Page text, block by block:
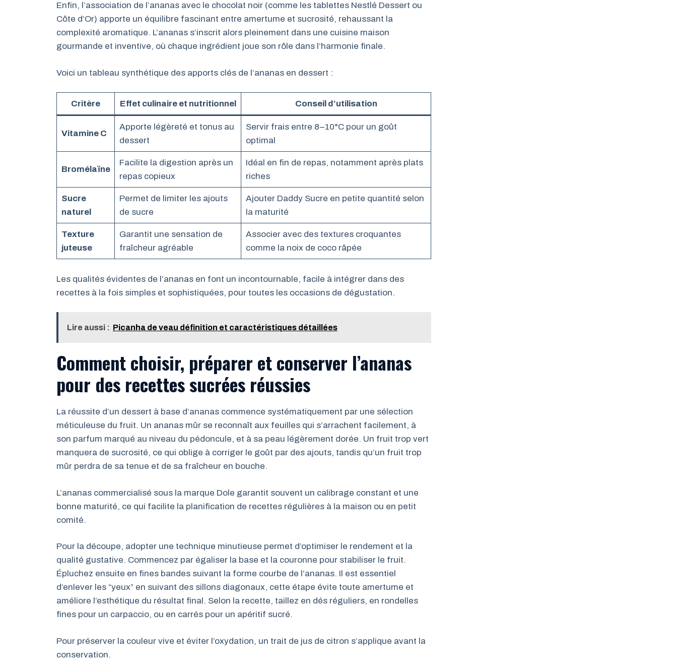
Enfin, l’association de l’ananas avec le chocolat noir (comme les tablettes Nestlé Dessert ou
Côte d’Or) apporte un équilibre fascinant entre amertume et sucrosité, rehaussant la
complexité aromatique. L’ananas s’inscrit alors pleinement dans une cuisine maison
gourmande et inventive, où chaque ingrédient joue son rôle dans l’harmonie finale.
Voici un tableau synthétique des apports clés de l’ananas en dessert :
Critère Effet culinaire et nutritionnel Conseil d’utilisation
Vitamine C
Apporte légèreté et tonus au
dessert
Servir frais entre 8–10°C pour un goût
optimal
Bromélaïne
Facilite la digestion après un
repas copieux
Idéal en fin de repas, notamment après plats
riches
Sucre
naturel
Permet de limiter les ajouts
de sucre
Ajouter Daddy Sucre en petite quantité selon
la maturité
Texture
juteuse
Garantit une sensation de
fraîcheur agréable
Associer avec des textures croquantes
comme la noix de coco râpée
Les qualités évidentes de l’ananas en font un incontournable, facile à intégrer dans des
recettes à la fois simples et sophistiquées, pour toutes les occasions de dégustation.
Lire aussi : Picanha de veau définition et caractéristiques détaillées
Comment choisir, préparer et conserver l’ananas
pour des recettes sucrées réussies
La réussite d’un dessert à base d’ananas commence systématiquement par une sélection
méticuleuse du fruit. Un ananas mûr se reconnaît aux feuilles qui s’arrachent facilement, à
son parfum marqué au niveau du pédoncule, et à sa peau légèrement dorée. Un fruit trop vert
manquera de sucrosité, ce qui oblige à corriger le goût par des ajouts, tandis qu’un fruit trop
mûr perdra de sa tenue et de sa fraîcheur en bouche.
L’ananas commercialisé sous la marque Dole garantit souvent un calibrage constant et une
bonne maturité, ce qui facilite la planification de recettes régulières à la maison ou en petit
comité.
Pour la découpe, adopter une technique minutieuse permet d’optimiser le rendement et la
qualité gustative. Commencez par égaliser la base et la couronne pour stabiliser le fruit.
Épluchez ensuite en fines bandes suivant la forme courbe de l’ananas. Il est essentiel
d’enlever les “yeux” en suivant des sillons diagonaux, cette étape évite toute amertume et
améliore l’esthétique du résultat final. Selon la recette, taillez en dés réguliers, en rondelles
fines pour un carpaccio, ou en carrés pour un apéritif sucré.
Pour préserver la couleur vive et éviter l’oxydation, un trait de jus de citron s’applique avant la
conservation.